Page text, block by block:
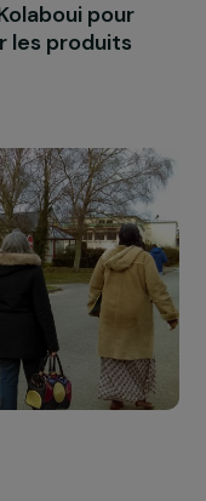
économique
précaires